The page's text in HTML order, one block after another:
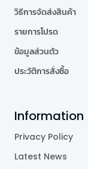
วิธีการจัดส่งสินค้า
รายการโปรด
ข้อมูลส่วนตัว
ประวัติการสั่งซื้อ
Information
Privacy Policy
Latest News